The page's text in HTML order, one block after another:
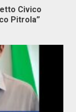
Civico
Pitrola”